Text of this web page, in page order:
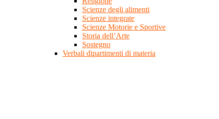
Scienze degli alimenti
Scienze integrate
Scienze Motorie e Sportive
Storia dell’Arte
Sostegno
Verbali dipartimenti di materia